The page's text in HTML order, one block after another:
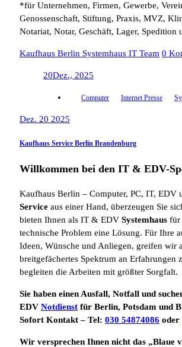
*für Unternehmen, Firmen, Gewerbe,
Genossenschaft, Stiftung, Praxis, MVZ,
Notariat, Notar, Geschäft, Lager, Spedition
Kaufhaus Berlin Systemhaus IT Team 0
20Dez., 2025
Computer Internet Presse
Dez. 20 2025
Kaufhaus Service Berlin Brandenburg
Willkommen bei den IT & EDV-
Kaufhaus Berlin – Computer, PC, IT, EDV
Service aus einer Hand, überzeugen Sie
bieten Ihnen als IT & EDV Systemhaus für
technische Problem eine Lösung. Für Ihre
Ideen, Wünsche und Anliegen, greifen wir
breitgefächertes Spektrum an Erfahrungen
begleiten die Arbeiten mit größter Sorgfalt.
Sie haben einen Ausfall, Notfall und
EDV Notdienst für Berlin, Potsdam und
Sofort Kontakt – Tel: 030 54874086 oder
Wir versprechen Ihnen nicht das „Blaue